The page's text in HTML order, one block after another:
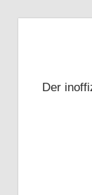
Der